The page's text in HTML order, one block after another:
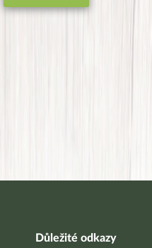
Důležité odkazy